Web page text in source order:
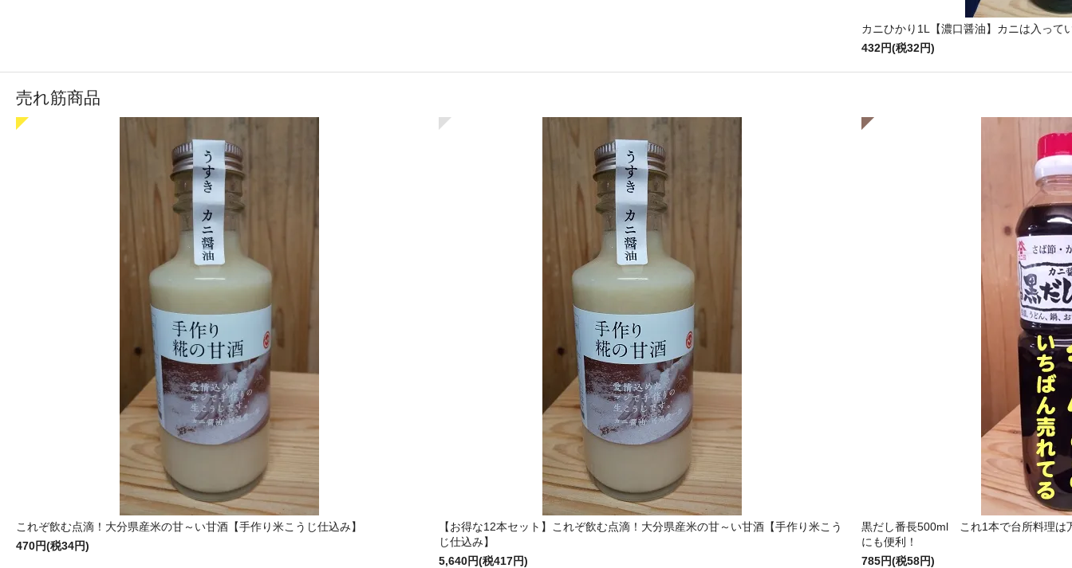
カニひかり1L【濃口醤油】カニは入っ
432円(税32円)
売れ筋商品
これぞ飲む点滴！大分県産米の甘～い甘酒【手作り米こうじ仕込み】
470円(税34円)
【お得な12本セット】これぞ飲む点滴！大分県産米の甘～い甘酒【手作り米こう
じ仕込み】
5,640円(税417円)
黒だし番長500ml これ1本で台所料理は
にも便利！
785円(税58円)